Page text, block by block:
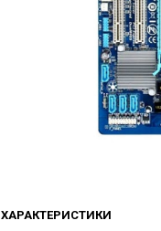
ХАРАКТЕРИСТИКИ